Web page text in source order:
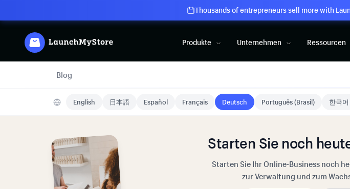
Thousands of entrepreneurs sell more with
Produkte Unternehmen Ressourcen
Blog
English 日本語 Español Français Deutsch Português (Brasil) 한국어
Starten Sie noch
Starten Sie Ihr Online-Business noch
zur Verwaltung und zum